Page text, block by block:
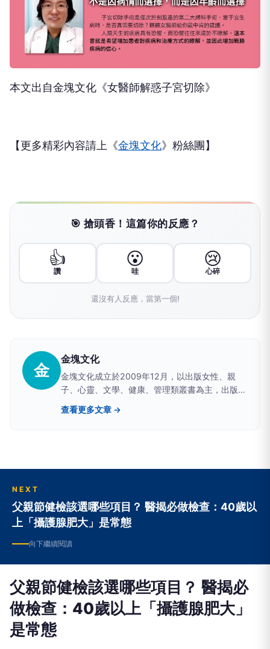
本文出自金塊文化《女醫師解惑子宮切除》
【更多精彩內容請上《金塊文化》粉絲團】
🎯 搶頭香！這篇你的反應？
👍
讚
😮
哇
😢
心碎
還沒有人反應，當第一個!
金
金塊文化
金塊文化成立於2009年12月，以出版女性、親
子、心靈、文學、健康、管理類叢書為主，出版類
型包含紙本書及電子書，發行範圍廣及台灣、東南
亞、港澳及美加等華文閱讀地區。從成立以來，金
相關事業將嘗試結合更多元的閱讀媒介，從不同閱
查看更多文章 →
NEXT
父親節健檢該選哪些項目？ 醫揭必做檢查：40歲以
上「攝護腺肥大」是常態
向下繼續閱讀
父親節健檢該選哪些項目？ 醫揭必
做檢查：40歲以上「攝護腺肥大」
是常態